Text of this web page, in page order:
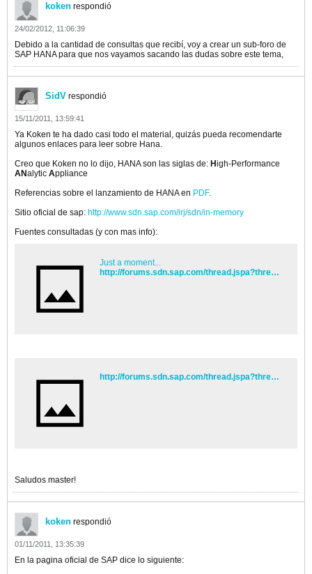
koken respondió
24/02/2012, 11:06:39
Debido a la cantidad de consultas que recibí, voy a crear un sub-foro de
SAP HANA para que nos vayamos sacando las dudas sobre este tema,
SidV respondió
15/11/2011, 13:59:41
Ya Koken te ha dado casi todo el material, quizás pueda recomendarte
algunos enlaces para leer sobre Hana.
Creo que Koken no lo dijo, HANA son las siglas de: High-Performance
ANalytic Appliance
Referencias sobre el lanzamiento de HANA en PDF.
Sitio oficial de sap: http://www.sdn.sap.com/irj/sdn/in-memory
Fuentes consultadas (y con mas info):
Just a moment...
http://forums.sdn.sap.com/thread.jspa?threadID=1953780
http://forums.sdn.sap.com/thread.jspa?threadID=2001173
Saludos master!
koken respondió
01/11/2011, 13:35:39
En la pagina oficial de SAP dice lo siguiente: